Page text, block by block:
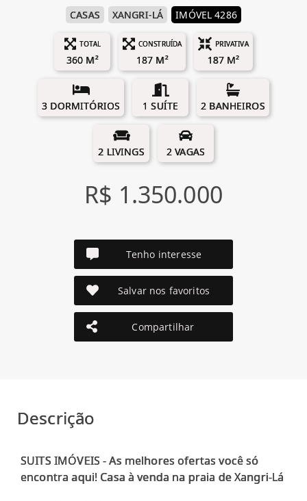
CASAS XANGRI-LÁ IMÓVEL 4286
TOTAL
360 M²
CONSTRUÍDA
187 M²
PRIVATIVA
187 M²
3 DORMITÓRIOS 1 SUÍTE 2 BANHEIROS
2 LIVINGS 2 VAGAS
R$ 1.350.000
Tenho interesse
Salvar nos favoritos
Compartilhar
Descrição
SUITS IMÓVEIS - As melhores ofertas você só
encontra aqui! Casa à venda na praia de Xangri-Lá